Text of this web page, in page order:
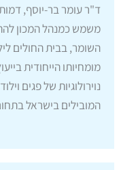
ד"ר עומר בר-יוסף, דמות
משמש כמנהל המכון
השומר, בבית החולים
מומחיותו הייחודית
נוירולוגיות של פגים
המובילים בישראל